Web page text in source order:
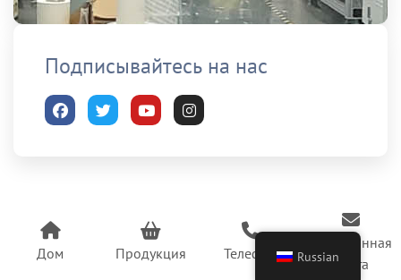
Подписывайтесь на нас
Дом Продукция Телефон
Электронная
почта
Russian